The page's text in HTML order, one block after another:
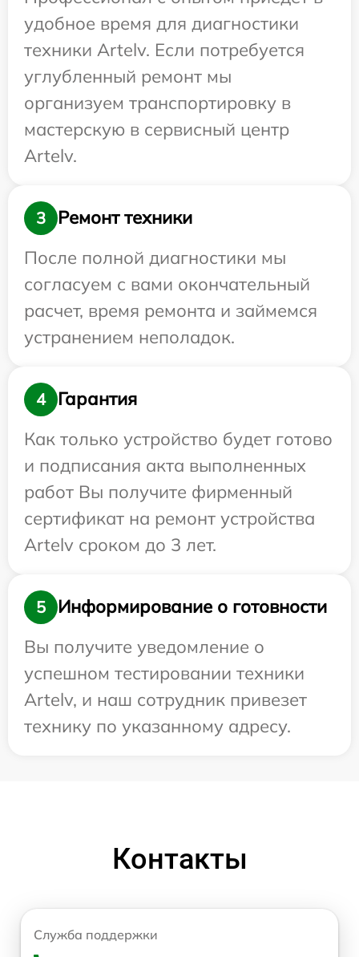
удобное время для диагностики
техники Artelv. Если потребуется
углубленный ремонт мы
организуем транспортировку в
мастерскую в сервисный центр
Artelv.
3
Ремонт техники
После полной диагностики мы
согласуем с вами окончательный
расчет, время ремонта и займемся
устранением неполадок.
4
Гарантия
Как только устройство будет готово
и подписания акта выполненных
работ Вы получите фирменный
сертификат на ремонт устройства
Artelv сроком до 3 лет.
5
Информирование о готовности
Вы получите уведомление о
успешном тестировании техники
Artelv, и наш сотрудник привезет
технику по указанному адресу.
Контакты
Служба поддержки